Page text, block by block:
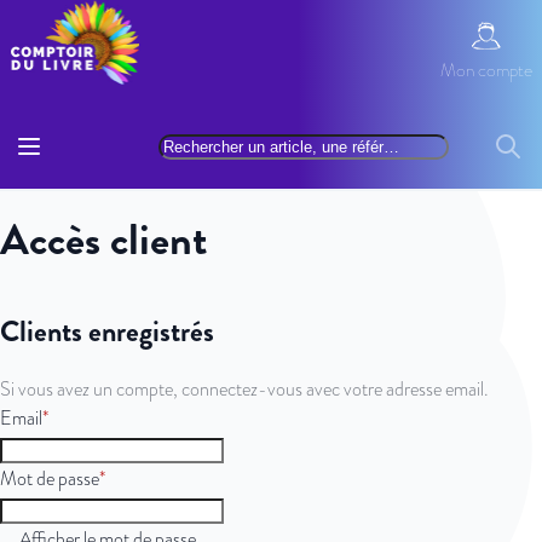
Allez au contenu
Rechercher
Mon
Mon compte
Accès client
Clients enregistrés
Si vous avez un compte, connectez-vous avec votre adresse email.
Email
Mot de passe